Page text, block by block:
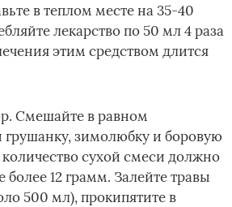
в теплом месте на 35-40
лекарство по 50 мл 4 раза
этим средством длится
Смешайте в равном
зимолюбку и боровую
сухой смеси должно
более 12 грамм. Залейте травы
500 мл), прокипятите в